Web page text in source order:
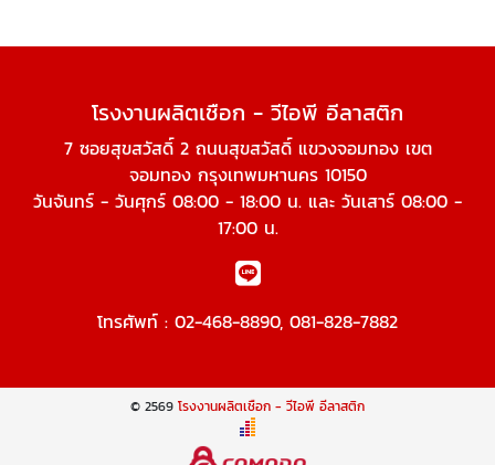
โรงงานผลิตเชือก - วีไอพี อีลาสติก
7 ซอยสุขสวัสดิ์ 2 ถนนสุขสวัสดิ์ แขวงจอมทอง เขต
จอมทอง กรุงเทพมหานคร 10150
วันจันทร์ - วันศุกร์ 08:00 - 18:00 น. และ วันเสาร์ 08:00 -
17:00 น.
โทรศัพท์ : 02-468-8890, 081-828-7882
© 2569 โรงงานผลิตเชือก - วีไอพี อีลาสติก